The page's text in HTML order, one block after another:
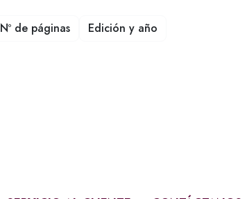
Nº de páginas Edición y año